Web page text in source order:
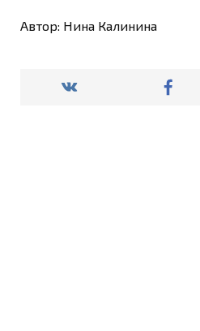
Автор: Нина Калинина